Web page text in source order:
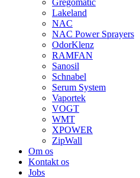
Gregomatic
Lakeland
NAC
NAC Power Sprayers
OdorKlenz
RAMFAN
Sanosil
Schnabel
Serum System
Vaportek
VOGT
WMT
XPOWER
ZipWall
Om os
Kontakt os
Jobs